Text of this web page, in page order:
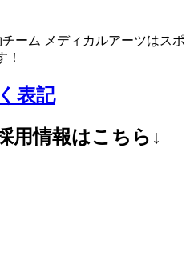
表記
用情報はこちら↓